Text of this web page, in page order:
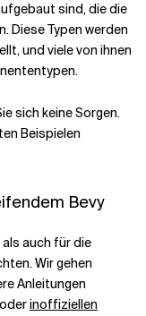
sind, die die
Diese Typen werden
und viele von ihnen
sich keine Sorgen.
Beispielen
Bevy
auch für die
Wir gehen
Anleitungen
oderinoffiziellen